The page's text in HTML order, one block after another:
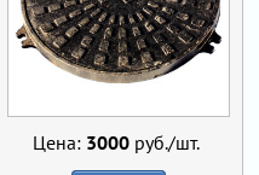
Цена: 3000руб./шт.